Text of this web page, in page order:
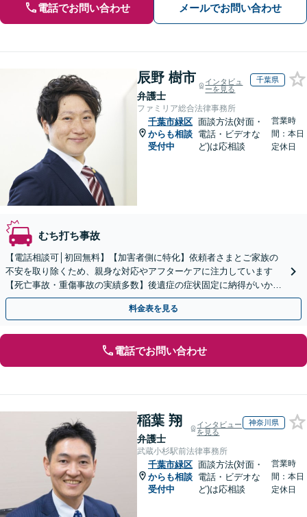
電話でお問い合わせ メールでお問い合わせ
辰野 樹市
弁護士
インタビュ
ーを見る
千葉県
ファミリア総合法律事務所
千葉市緑区
からも相談
受付中
面談方法(対面・
電話・ビデオな
ど)は応相談
営業時
間：本日
定休日
むち打ち事故
【電話相談可│初回無料】【加害者側に特化】依頼者さまとご家族の
不安を取り除くため、親身な対応やアフターケアに注力しています
【死亡事故・重傷事故の実績多数】後遺症の症状固定に納得がいかな
い場合はご相談ください【夜間面談可】【バリアフリー対応】
料金表を見る
電話でお問い合わせ
稲葉 翔
弁護士
インタビュー
を見る
神奈川県
武蔵小杉駅前法律事務所
千葉市緑区
からも相談
受付中
面談方法(対面・
電話・ビデオな
ど)は応相談
営業時
間：本日
定休日